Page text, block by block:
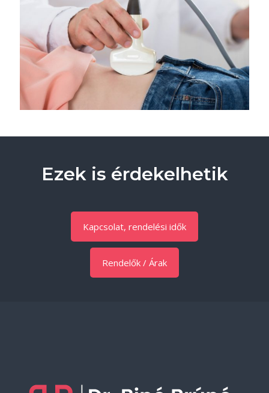
Ezek is érdekelhetik
Kapcsolat, rendelési idők
Rendelők / Árak